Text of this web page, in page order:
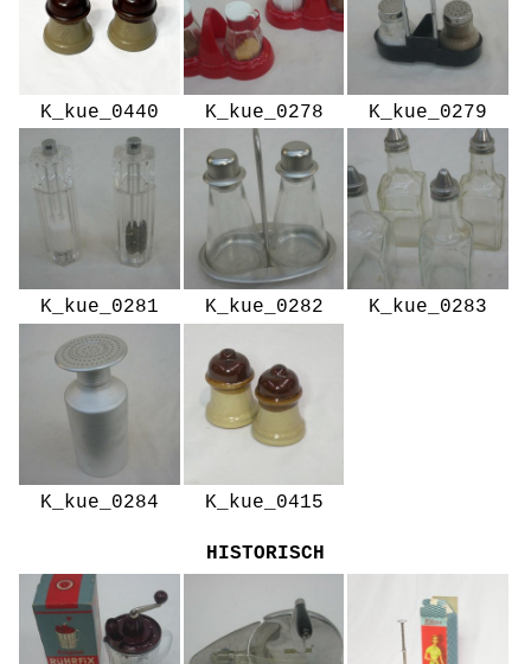
K_kue_0440 K_kue_0278 K_kue_0279
K_kue_0281 K_kue_0282 K_kue_0283
K_kue_0284 K_kue_0415
HISTORISCH